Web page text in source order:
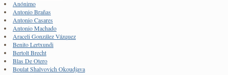
Anónimo
Antonio Brañas
Antonio Casares
Antonio Machado
Araceli González Vázquez
Benito Lertxundi
Bertolt Brecht
Blas De Otero
Boulat Shalvovich Okoudjava